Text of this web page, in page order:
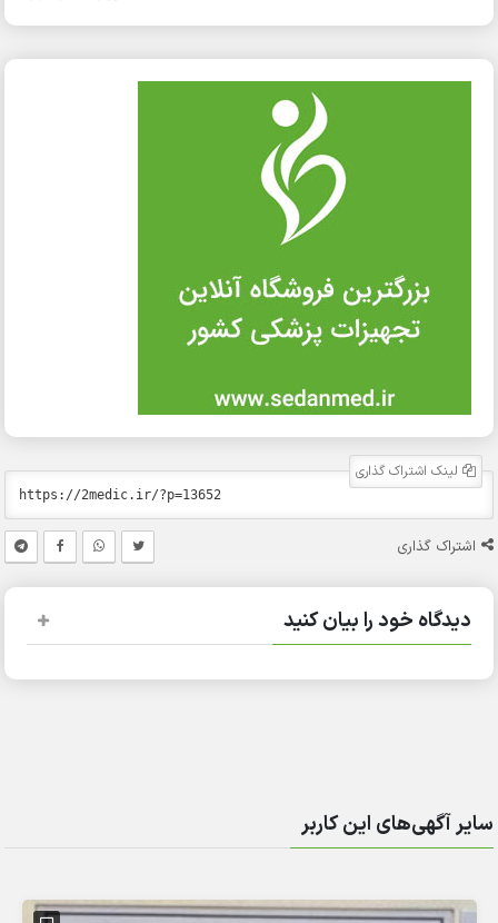
لینک اشتراک گذاری
اشتراک گذاری
دیدگاه خود را بیان کنید
سایر آگهی‌های این کاربر